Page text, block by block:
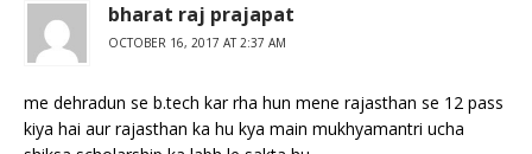
bharat raj prajapat
OCTOBER 16, 2017 AT 2:37 AM
me dehradun se b.tech kar rha hun mene rajasthan se 12 pass
kiya hai aur rajasthan ka hu kya main mukhyamantri ucha